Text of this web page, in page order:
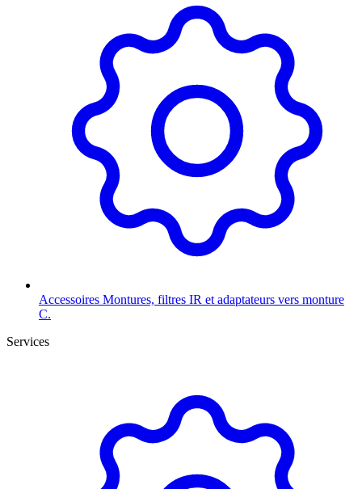
Accessoires Montures, filtres IR et adaptateurs vers monture
C.
Services